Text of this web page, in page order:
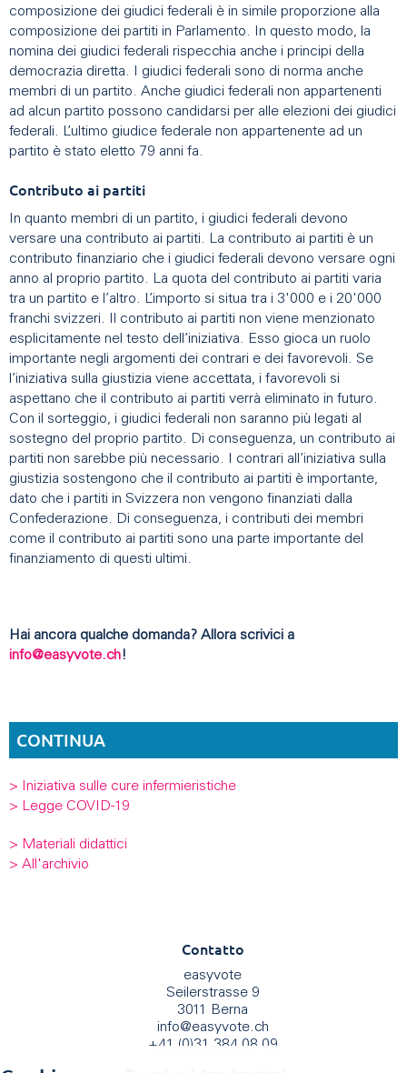
composizione dei giudici federali è in simile proporzione alla
composizione dei partiti in Parlamento. In questo modo, la
nomina dei giudici federali rispecchia anche i principi della
democrazia diretta. I giudici federali sono di norma anche
membri di un partito. Anche giudici federali non appartenenti
ad alcun partito possono candidarsi per alle elezioni dei giudici
federali. L’ultimo giudice federale non appartenente ad un
partito è stato eletto 79 anni fa.
Contributo ai partiti
In quanto membri di un partito, i giudici federali devono
versare una contributo ai partiti. La contributo ai partiti è un
contributo finanziario che i giudici federali devono versare ogni
anno al proprio partito. La quota del contributo ai partiti varia
tra un partito e l’altro. L’importo si situa tra i 3'000 e i 20'000
franchi svizzeri. Il contributo ai partiti non viene menzionato
esplicitamente nel testo dell’iniziativa. Esso gioca un ruolo
importante negli argomenti dei contrari e dei favorevoli. Se
l’iniziativa sulla giustizia viene accettata, i favorevoli si
aspettano che il contributo ai partiti verrà eliminato in futuro.
Con il sorteggio, i giudici federali non saranno più legati al
sostegno del proprio partito. Di conseguenza, un contributo ai
partiti non sarebbe più necessario. I contrari all’iniziativa sulla
giustizia sostengono che il contributo ai partiti è importante,
dato che i partiti in Svizzera non vengono finanziati dalla
Confederazione. Di conseguenza, i contributi dei membri
come il contributo ai partiti sono una parte importante del
finanziamento di questi ultimi.
Hai ancora qualche domanda? Allora scrivici a
info@easyvote.ch!
CONTINUA
> Iniziativa sulle cure infermieristiche
> Legge COVID-19
> Materiali didattici
> All'archivio
Contatto
easyvote
Seilerstrasse 9
3011 Berna
info@easyvote.ch
+41 (0)31 384 08 09